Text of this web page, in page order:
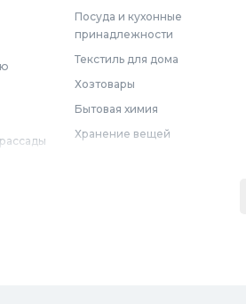
Посуда и кухонные
принадлежности
Текстиль для дома
Хозтовары
Бытовая химия
Хранение вещей